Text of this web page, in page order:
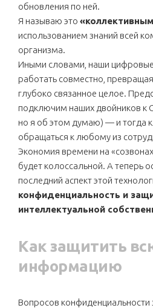
обновления по ней.
Я называю это
использованием знаний всей
организма.
Иными словами, наши
работать совместно,
глубоко связанное целое.
подключим наших двойников к
но я об этом думаю) — и тогда
обращаться к любому из
Экономия времени на
будет колоссальной. А теперь
последний аспект этой
конфиденциальность и
интеллектуальной
Как защитить
информацию
Вопросов конфиденциальности